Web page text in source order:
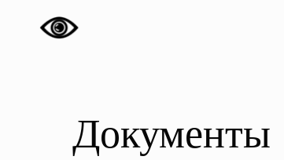
Документы